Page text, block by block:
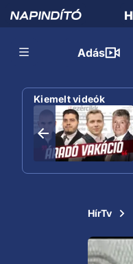
Adás
Kiemelt videók
HírTv